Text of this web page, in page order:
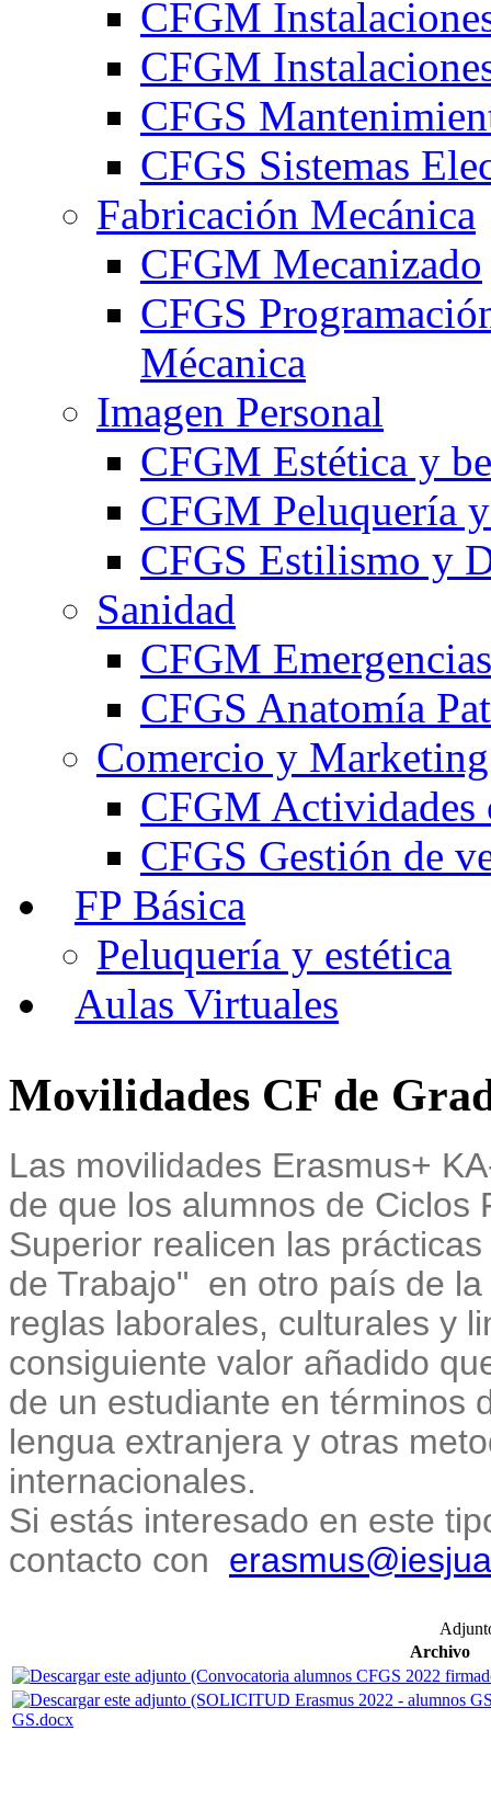
CFGM
CFGM
CFGS
CFGS Sistemas
Fabricación Mecánica
CFGM Mecanizado
CFGS
Mécanica
Imagen Personal
CFGM Estética y
CFGM Peluquería
CFGS Estilismo y
Sanidad
CFGM
CFGS Anatomía
Comercio y Marketing
CFGM Actividades
CFGS Gestión de
FP Básica
Peluquería y estética
Aulas Virtuales
Movilidades CF de
Las movilidades Erasmus+
de que los alumnos de Ciclos
Superior realicen las
de Trabajo" en otro país de
reglas laborales, culturales y
consiguiente valor añadido
de un estudiante en términos
lengua extranjera y otras
internacionales.
Si estás interesado en este
contacto con
Archivo
GS.docx